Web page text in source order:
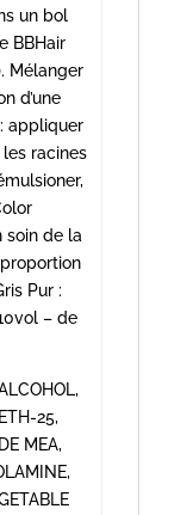
un bol
BBHair
Mélanger
d’une
appliquer
racines
soin de la
Pur :
– de
25,
MEA,